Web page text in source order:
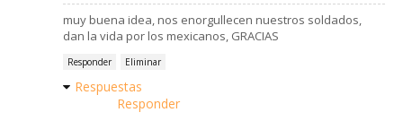
muy buena idea, nos enorgullecen nuestros soldados,
dan la vida por los mexicanos, GRACIAS
Responder Eliminar
Respuestas
Responder